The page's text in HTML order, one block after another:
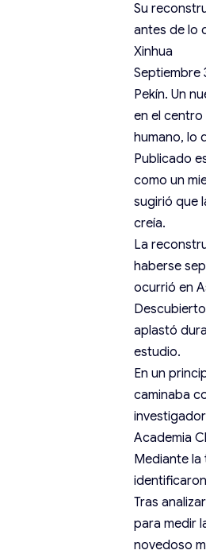
Su
antes de lo
Xinhua
Septiembre
Pekín. Un
en el
humano, lo
Publicado
como un
sugirió que
creía.
La
haberse
ocurrió en
aplastó
estudio.
En un
caminaba
Academia
Mediante
Tras
para medir
novedoso